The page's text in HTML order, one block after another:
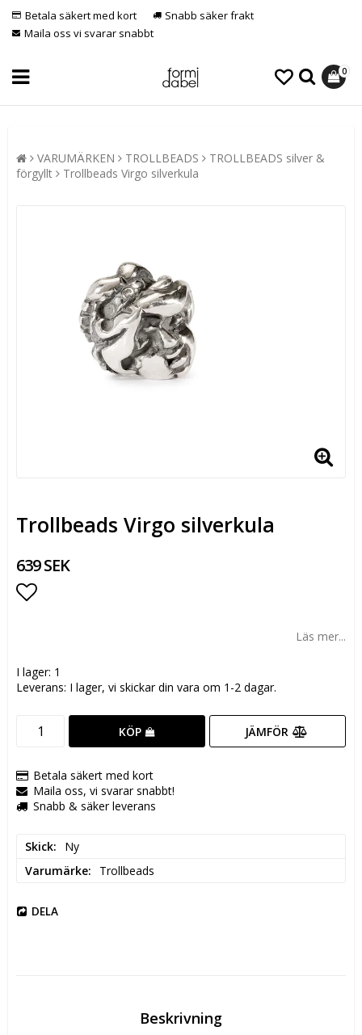
Betala säkert med kort
Snabb säker frakt
Maila oss vi svarar snabbt
0
VARUMÄRKEN TROLLBEADS
TROLLBEADS silver &
förgyllt
Trollbeads Virgo silverkula
Trollbeads Virgo silverkula
639 SEK
Läs mer...
I lager: 1
Leverans: I lager, vi skickar din vara om 1-2 dagar.
KÖP JÄMFÖR
Betala säkert med kort
Maila oss, vi svarar snabbt!
Snabb & säker leverans
Skick
Ny
Varumärke
Trollbeads
DELA
Beskrivning